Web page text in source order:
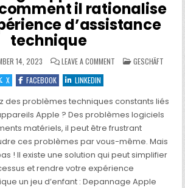
il rationalise
d’assistance
technique
14, 2023 LEAVE A COMMENT
EXPLORER
DEPANNAGE
APPLE
DOMICILE
GENEVE :
COMMENT
IL
RATIONALISE
EXPÉRIENCE
D’ASSISTANCE
TECHNIQUE
POSTED
IN
GESCHÄFT
X
FACEBOOK LINKEDIN
des problèmes techniques constants liés
Apple ? Des problèmes logiciels
matériels, il peut être frustrant
ces problèmes par vous-même. Mais
! Il existe une solution qui peut simplifier
et rendre votre expérience
un jeu d’enfant : Depannage Apple